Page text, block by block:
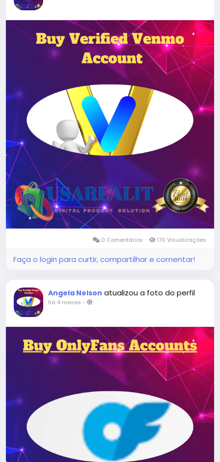
0 Comentários 170 Visualizações
Faça o login para curtir, compartilhar e comentar!
Angela Nelson atualizou a foto do perfil
há 4 meses -